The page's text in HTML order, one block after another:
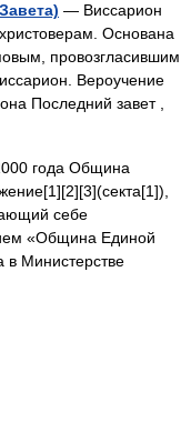
— Виссарион
Основана
провозгласившим
Вероучение
Последний завет ,
года Община
себе
«Община Единой
в Министерстве